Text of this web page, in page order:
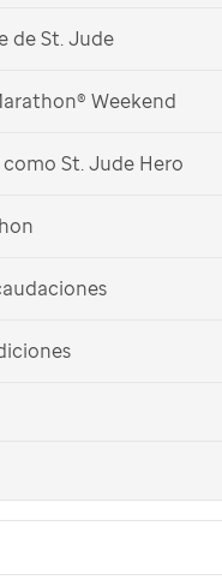
de St. Jude
Weekend
St. Jude Hero
con
también alrededor
y científica
que logra ganar la
a miles de